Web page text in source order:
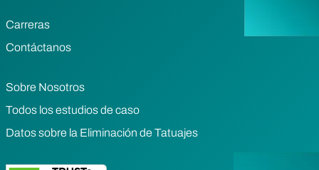
Carreras
Contáctanos
Sobre Nosotros
Todos los estudios de caso
Datos sobre la Eliminación de Tatuajes